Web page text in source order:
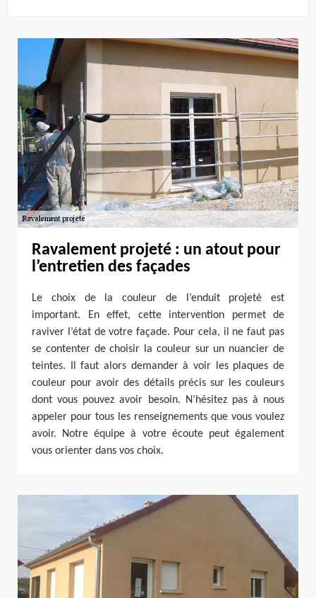
Ravalement projeté : un atout pour
l’entretien des façades
Le choix de la couleur de l’enduit projeté est
important. En effet, cette intervention permet de
raviver l’état de votre façade. Pour cela, il ne faut pas
se contenter de choisir la couleur sur un nuancier de
teintes. Il faut alors demander à voir les plaques de
couleur pour avoir des détails précis sur les couleurs
dont vous pouvez avoir besoin. N’hésitez pas à nous
appeler pour tous les renseignements que vous voulez
avoir. Notre équipe à votre écoute peut également
vous orienter dans vos choix.